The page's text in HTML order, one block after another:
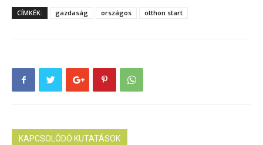
CÍMKÉK: gazdaság országos otthon start
KAPCSOLÓDÓ KUTATÁSOK